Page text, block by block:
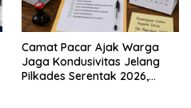
Camat Pacar Ajak Warga
Jaga Kondusivitas Jelang
Pilkades Serentak 2026,